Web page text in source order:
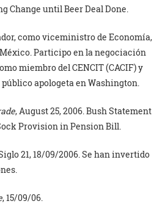
Change until Beer Deal Done.
como viceministro de Economía,
Participo en la negociación
miembro del CENCIT (CACIF) y
apologeta en Washington.
, August 25, 2006. Bush Statement
Provision in Pension Bill.
21, 18/09/2006. Se han invertido
, 15/09/06.